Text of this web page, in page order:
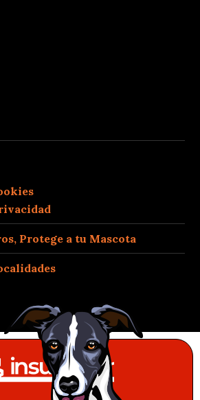
Protege a tu Mascota